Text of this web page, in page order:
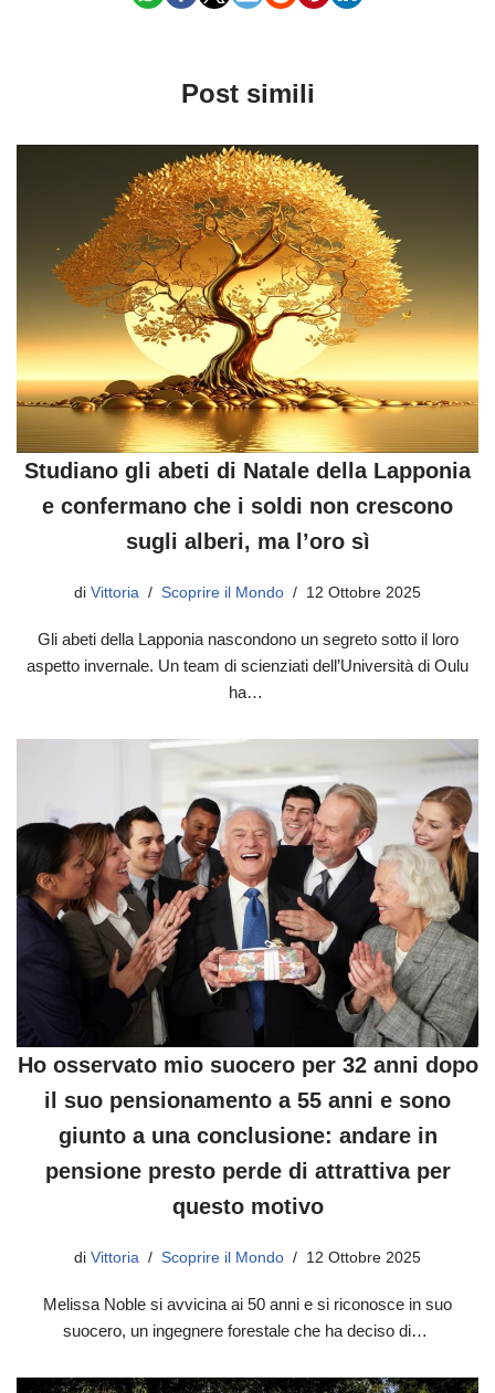
Post simili
Studiano gli abeti di Natale della Lapponia
e confermano che i soldi non crescono
sugli alberi, ma l’oro sì
di Vittoria Scoprire il Mondo 12 Ottobre 2025
Gli abeti della Lapponia nascondono un segreto sotto il loro
aspetto invernale. Un team di scienziati dell’Università di Oulu
ha…
Ho osservato mio suocero per 32 anni dopo
il suo pensionamento a 55 anni e sono
giunto a una conclusione: andare in
pensione presto perde di attrattiva per
questo motivo
di Vittoria Scoprire il Mondo 12 Ottobre 2025
Melissa Noble si avvicina ai 50 anni e si riconosce in suo
suocero, un ingegnere forestale che ha deciso di…